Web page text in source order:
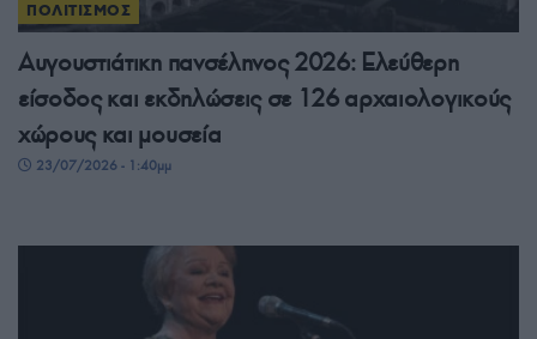
ΠΟΛΙΤΙΣΜΟΣ
Αυγουστιάτικη πανσέληνος 2026: Ελεύθερη
είσοδος και εκδηλώσεις σε 126 αρχαιολογικούς
χώρους και μουσεία
23/07/2026 - 1:40μμ